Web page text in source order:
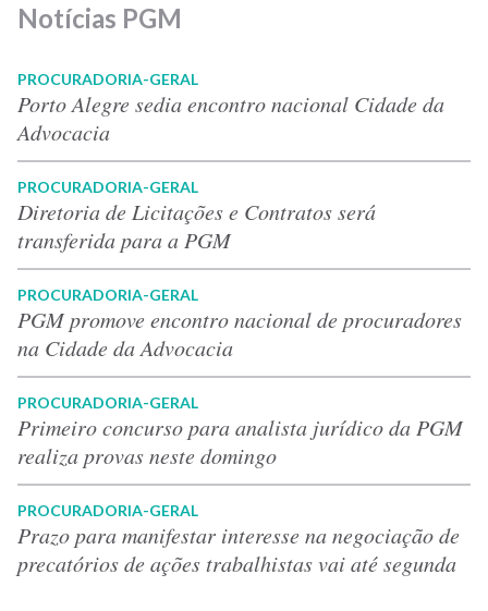
Notícias PGM
PROCURADORIA-GERAL
Porto Alegre sedia encontro nacional Cidade da
Advocacia
PROCURADORIA-GERAL
Diretoria de Licitações e Contratos será
transferida para a PGM
PROCURADORIA-GERAL
PGM promove encontro nacional de procuradores
na Cidade da Advocacia
PROCURADORIA-GERAL
Primeiro concurso para analista jurídico da PGM
realiza provas neste domingo
PROCURADORIA-GERAL
Prazo para manifestar interesse na negociação de
precatórios de ações trabalhistas vai até segunda